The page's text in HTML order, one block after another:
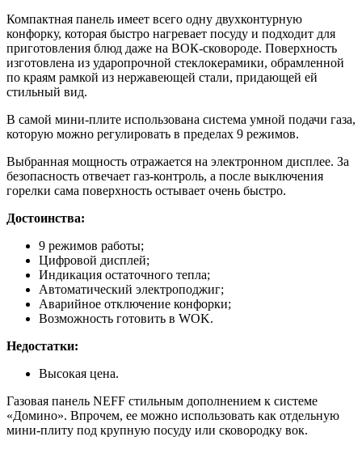
Компактная панель имеет всего одну двухконтурную
конфорку, которая быстро нагревает посуду и подходит для
приготовления блюд даже на ВОК-сковороде. Поверхность
изготовлена из ударопрочной стеклокерамики, обрамленной
по краям рамкой из нержавеющей стали, придающей ей
стильный вид.
В самой мини-плите использована система умной подачи газа,
которую можно регулировать в пределах 9 режимов.
Выбранная мощность отражается на электронном дисплее. За
безопасность отвечает газ-контроль, а после выключения
горелки сама поверхность остывает очень быстро.
Достоинства:
9 режимов работы;
Цифровой дисплей;
Индикация остаточного тепла;
Автоматический электроподжиг;
Аварийное отключение конфорки;
Возможность готовить в WOK.
Недостатки:
Высокая цена.
Газовая панель NEFF стильным дополнением к системе
«Домино». Впрочем, ее можно использовать как отдельную
мини-плиту под крупную посуду или сковородку вок.